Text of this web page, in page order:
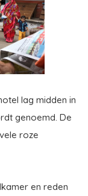
lag midden in
genoemd. De
roze
en reden